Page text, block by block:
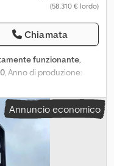
(58.310 € lordo)
Chiamata
funzionante,
, Anno di produzione:
aria condizionata,
centralizzata,
lieti di fissare per voi un
posto. Per qualsiasi
in qualsiasi
richiesta. Codpjx
Annuncio economico